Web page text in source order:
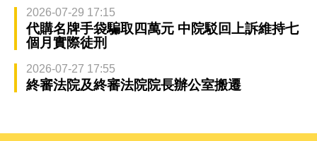
2026-07-29 17:15
代購名牌手袋騙取四萬元 中院駁回上訴維持七
個月實際徒刑
2026-07-27 17:55
終審法院及終審法院院長辦公室搬遷